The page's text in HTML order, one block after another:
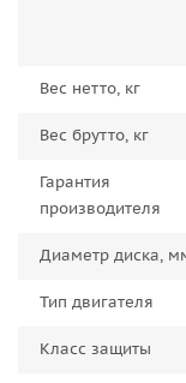
Вес нетто, кг
Вес брутто, кг
Гарантия
производителя
Диаметр диска,
Тип двигателя
Класс защиты